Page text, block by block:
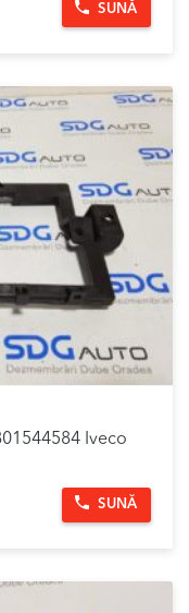
SUNĂ
Iveco
SUNĂ